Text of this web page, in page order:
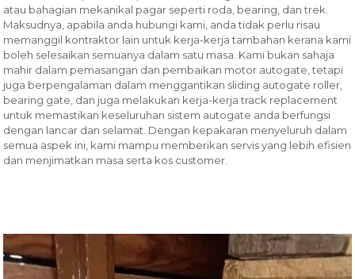
atau bahagian mekanikal pagar seperti roda, bearing, dan trek.
Maksudnya, apabila anda hubungi kami, anda tidak perlu risau
memanggil kontraktor lain untuk kerja-kerja tambahan kerana kami
boleh selesaikan semuanya dalam satu masa. Kami bukan sahaja
mahir dalam pemasangan dan pembaikan motor autogate, tetapi
juga berpengalaman dalam menggantikan sliding autogate roller,
bearing gate, dan juga melakukan kerja-kerja track replacement
untuk memastikan keseluruhan sistem autogate anda berfungsi
dengan lancar dan selamat. Dengan kepakaran menyeluruh dalam
semua aspek ini, kami mampu memberikan servis yang lebih efisien
dan menjimatkan masa serta kos customer.